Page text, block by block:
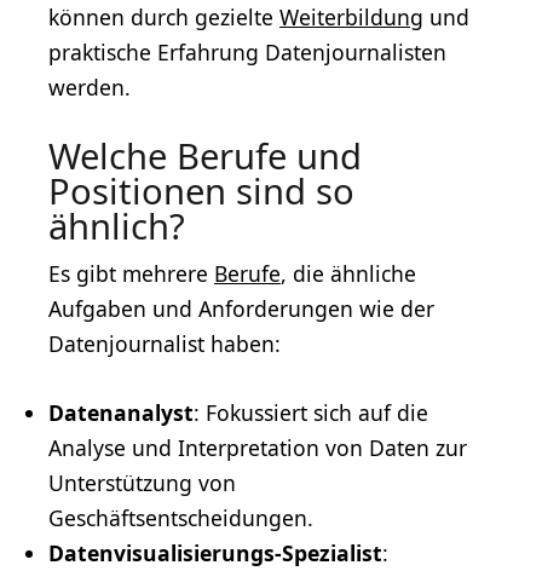
können durch gezielte Weiterbildung und
praktische Erfahrung Datenjournalisten
werden.
Welche Berufe und
Positionen sind so
ähnlich?
Es gibt mehrere Berufe, die ähnliche
Aufgaben und Anforderungen wie der
Datenjournalist haben:
Datenanalyst: Fokussiert sich auf die
Analyse und Interpretation von Daten zur
Unterstützung von
Geschäftsentscheidungen.
Datenvisualisierungs-Spezialist: